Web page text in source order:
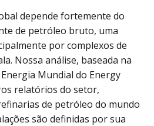
depende fortemente do
de petróleo bruto, uma
por complexos de
Nossa análise, baseada na
Mundial do Energy
relatórios do setor,
de petróleo do mundo
são definidas por sua